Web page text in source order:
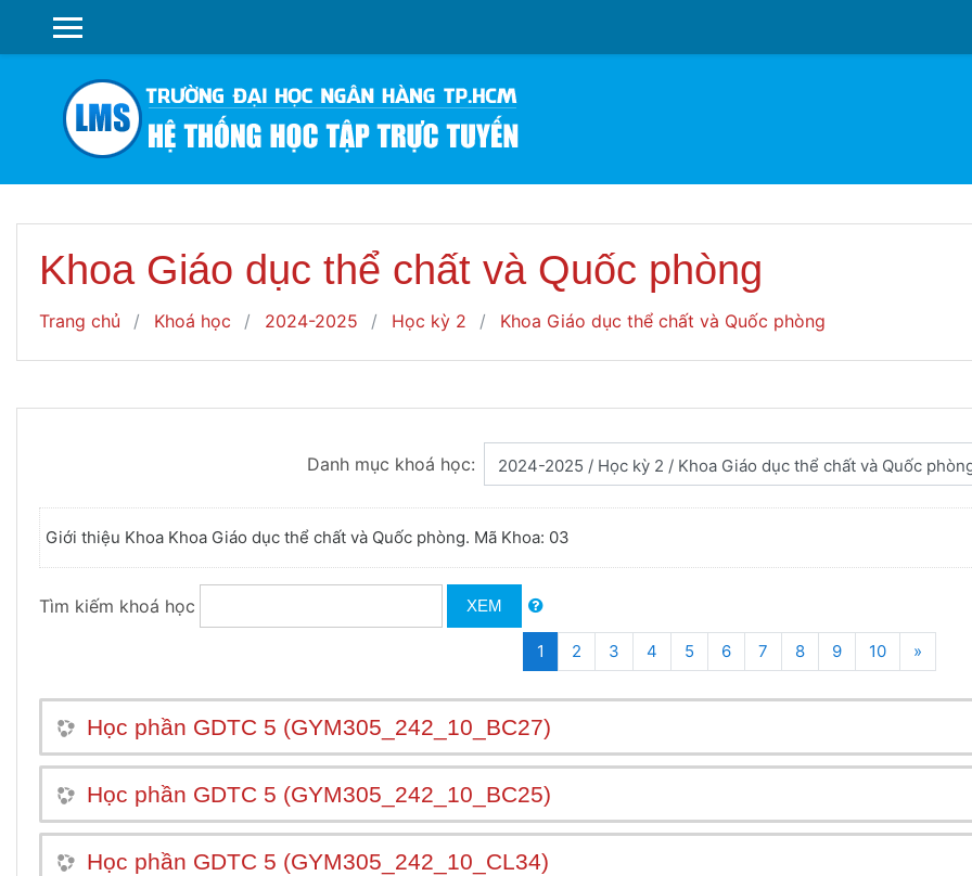
SIDE PANEL
Khoa Giáo dục thể chất và Quốc phòng
Trang chủ Khoá học 2024-2025 Học kỳ 2 Khoa Giáo dục thể chất và Quốc phòng
Danh mục khoá học:
Giới thiệu Khoa Khoa Giáo dục thể chất và Quốc phòng. Mã Khoa: 03
Tìm kiếm khoá học XEM
1 (current)
2 3 4 5 6 7 8 9 10 »Tiếp
Học phần GDTC 5 (GYM305_242_10_BC27)
Học phần GDTC 5 (GYM305_242_10_BC25)
Học phần GDTC 5 (GYM305_242_10_CL34)